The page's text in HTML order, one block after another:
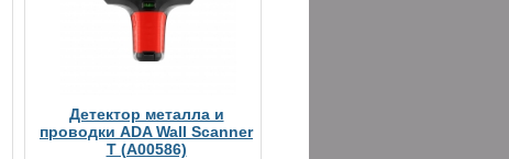
Детектор металла и
проводки ADA Wall Scanner
T (А00586)